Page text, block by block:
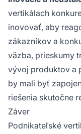
vertikálach
inovovať, aby
zákazníkov a
väzba, prieskumy
vývoj produktov a
by mali byť
riešenia skutočne
Záver
Podnikateľské